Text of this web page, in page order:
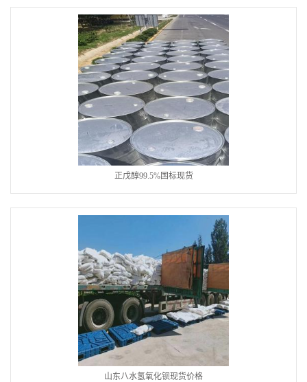
正戊醇99.5%国标现货
山东八水氢氧化钡现货价格